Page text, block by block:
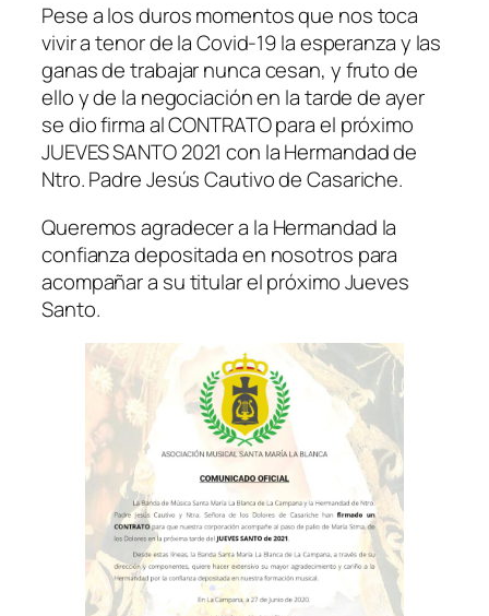
Pese a los duros momentos que nos toca
vivir a tenor de la Covid-19 la esperanza y las
ganas de trabajar nunca cesan, y fruto de
ello y de la negociación en la tarde de ayer
se dio firma al CONTRATO para el próximo
JUEVES SANTO 2021 con la Hermandad de
Ntro. Padre Jesús Cautivo de Casariche.
Queremos agradecer a la Hermandad la
confianza depositada en nosotros para
acompañar a su titular el próximo Jueves
Santo.